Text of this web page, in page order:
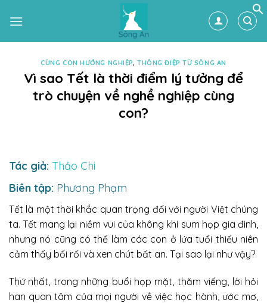
CÙNG CON HƯỚNG NGHIỆP,THÔNG ĐIỆP TỪ SÔNG AN
Vì sao Tết là thời điểm lý tưởng để
trò chuyện về nghề nghiệp cùng
con?
Tác giả: Thảo Chi
Biên tập: Phương Phạm
Tết là một thời khắc quan trọng đối với người Việt chúng
ta. Tết mang lại niềm vui của không khí sum họp gia đình,
nhưng nó cũng có thể làm các con ở lứa tuổi thiếu niên
cảm thấy bối rối và xen chút bất an. Tại sao lại như vậy?
Thứ nhất, trong những buổi họp mặt, thăm viếng, lời hỏi
han quan tâm của mọi người về việc học hành, ước mơ,